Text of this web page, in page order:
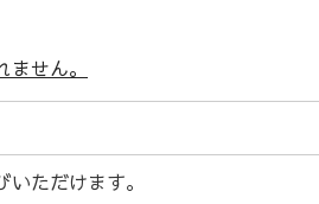
せん。
いただけます。